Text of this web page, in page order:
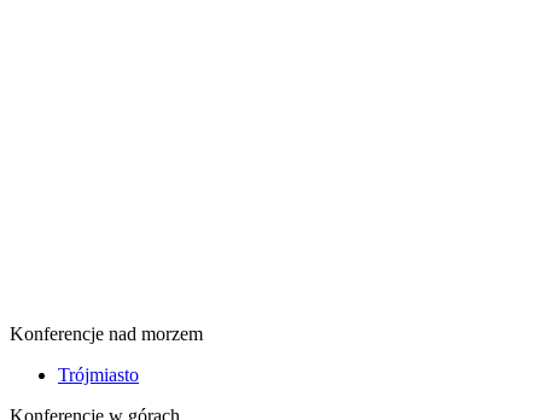
Konferencje nad morzem
Trójmiasto
Konferencje w górach